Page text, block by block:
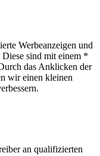
Werbeanzeigen und
sind mit einem *
das Anklicken der
wir einen kleinen
an qualifizierten